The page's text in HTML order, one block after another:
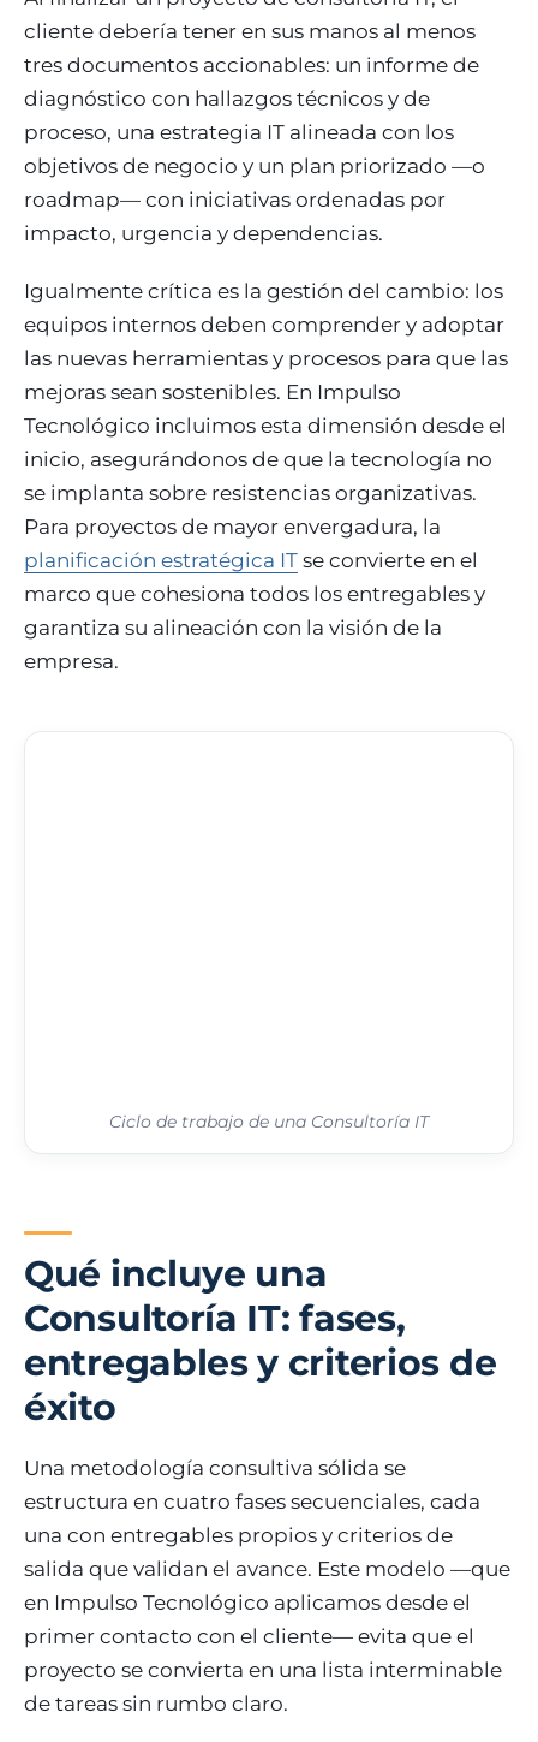
cliente debería tener en sus manos al menos
tres documentos accionables: un informe de
diagnóstico con hallazgos técnicos y de
proceso, una estrategia IT alineada con los
objetivos de negocio y un plan priorizado —o
roadmap— con iniciativas ordenadas por
impacto, urgencia y dependencias.
Igualmente crítica es la gestión del cambio: los
equipos internos deben comprender y adoptar
las nuevas herramientas y procesos para que las
mejoras sean sostenibles. En Impulso
Tecnológico incluimos esta dimensión desde el
inicio, asegurándonos de que la tecnología no
se implanta sobre resistencias organizativas.
Para proyectos de mayor envergadura, la
planificación estratégica IT se convierte en el
marco que cohesiona todos los entregables y
garantiza su alineación con la visión de la
empresa.
Ciclo de trabajo de una Consultoría IT
Qué incluye una
Consultoría IT: fases,
entregables y criterios de
éxito
Una metodología consultiva sólida se
estructura en cuatro fases secuenciales, cada
una con entregables propios y criterios de
salida que validan el avance. Este modelo —que
en Impulso Tecnológico aplicamos desde el
primer contacto con el cliente— evita que el
proyecto se convierta en una lista interminable
de tareas sin rumbo claro.